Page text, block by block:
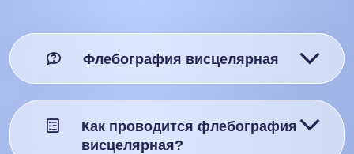
Флебография висцелярная
Как проводится флебография
висцелярная?